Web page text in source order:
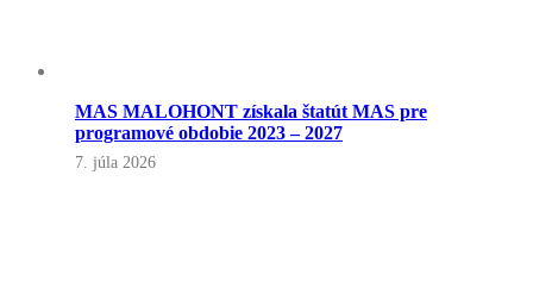
MAS MALOHONT získala štatút MAS pre
programové obdobie 2023 – 2027
7. júla 2026